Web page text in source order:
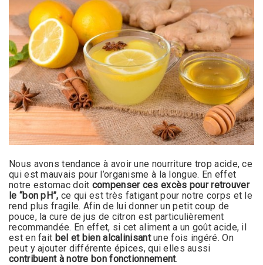
Nous avons tendance à avoir une nourriture trop acide, ce
qui est mauvais pour l’organisme à la longue. En effet
notre estomac doit compenser ces excès pour retrouver
le “bon pH”, ce qui est très fatigant pour notre corps et le
rend plus fragile. Afin de lui donner un petit coup de
pouce, la cure de jus de citron est particulièrement
recommandée. En effet, si cet aliment a un goût acide, il
est en fait bel et bien alcalinisantune fois ingéré. On
peut y ajouter différente épices, qui elles aussi
contribuent à notre bon fonctionnement.